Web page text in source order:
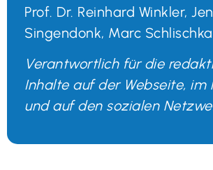
Prof. Dr. Reinhard Winkler,
Singendonk, Marc Schlischka
Verantwortlich für die
Inhalte auf der Webseite, im
und auf den sozialen